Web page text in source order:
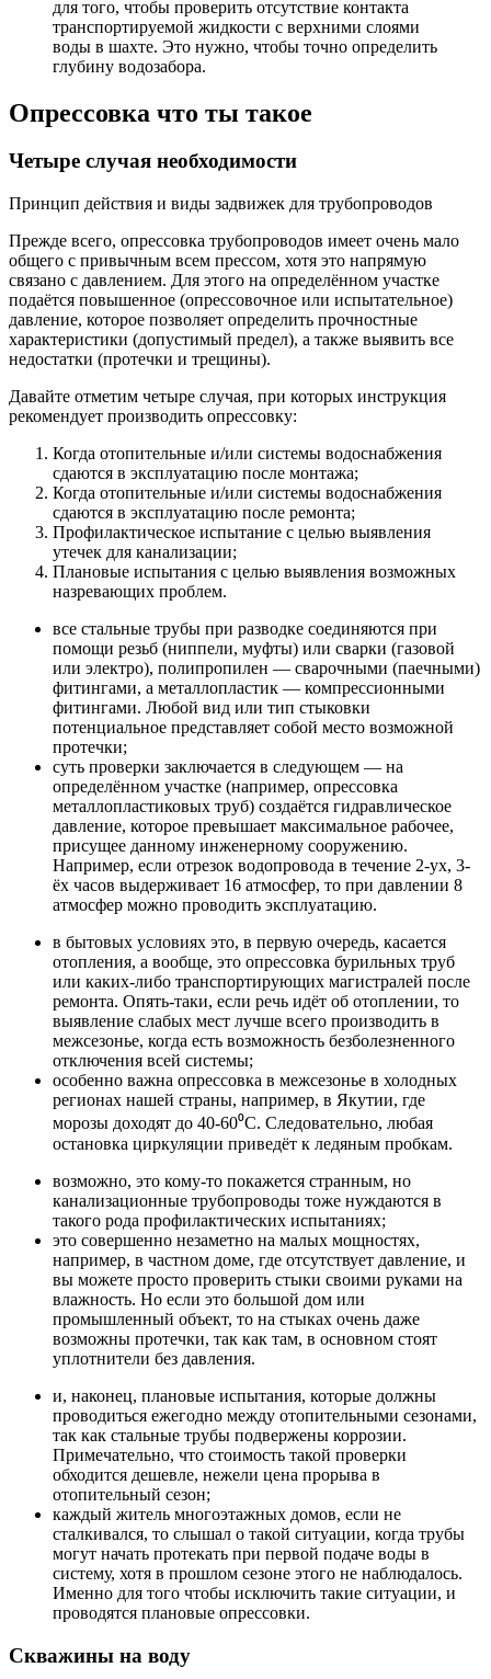
для того, чтобы проверить отсутствие контакта
транспортируемой жидкости с верхними слоями
воды в шахте. Это нужно, чтобы точно определить
глубину водозабора.
Опрессовка что ты такое
Четыре случая необходимости
Принцип действия и виды задвижек для трубопроводов
Прежде всего, опрессовка трубопроводов имеет очень мало
общего с привычным всем прессом, хотя это напрямую
связано с давлением. Для этого на определённом участке
подаётся повышенное (опрессовочное или испытательное)
давление, которое позволяет определить прочностные
характеристики (допустимый предел), а также выявить все
недостатки (протечки и трещины).
Давайте отметим четыре случая, при которых инструкция
рекомендует производить опрессовку:
Когда отопительные и/или системы водоснабжения
сдаются в эксплуатацию после монтажа;
Когда отопительные и/или системы водоснабжения
сдаются в эксплуатацию после ремонта;
Профилактическое испытание с целью выявления
утечек для канализации;
Плановые испытания с целью выявления возможных
назревающих проблем.
все стальные трубы при разводке соединяются при
помощи резьб (ниппели, муфты) или сварки (газовой
или электро), полипропилен — сварочными (паечными)
фитингами, а металлопластик — компрессионными
фитингами. Любой вид или тип стыковки
потенциальное представляет собой место возможной
протечки;
суть проверки заключается в следующем — на
определённом участке (например, опрессовка
металлопластиковых труб) создаётся гидравлическое
давление, которое превышает максимальное рабочее,
присущее данному инженерному сооружению.
Например, если отрезок водопровода в течение 2-ух, 3-
ёх часов выдерживает 16 атмосфер, то при давлении 8
атмосфер можно проводить эксплуатацию.
в бытовых условиях это, в первую очередь, касается
отопления, а вообще, это опрессовка бурильных труб
или каких-либо транспортирующих магистралей после
ремонта. Опять-таки, если речь идёт об отоплении, то
выявление слабых мест лучше всего производить в
межсезонье, когда есть возможность безболезненного
отключения всей системы;
особенно важна опрессовка в межсезонье в холодных
регионах нашей страны, например, в Якутии, где
морозы доходят до 40-60⁰C. Следовательно, любая
остановка циркуляции приведёт к ледяным пробкам.
возможно, это кому-то покажется странным, но
канализационные трубопроводы тоже нуждаются в
такого рода профилактических испытаниях;
это совершенно незаметно на малых мощностях,
например, в частном доме, где отсутствует давление, и
вы можете просто проверить стыки своими руками на
влажность. Но если это большой дом или
промышленный объект, то на стыках очень даже
возможны протечки, так как там, в основном стоят
уплотнители без давления.
и, наконец, плановые испытания, которые должны
проводиться ежегодно между отопительными сезонами,
так как стальные трубы подвержены коррозии.
Примечательно, что стоимость такой проверки
обходится дешевле, нежели цена прорыва в
отопительный сезон;
каждый житель многоэтажных домов, если не
сталкивался, то слышал о такой ситуации, когда трубы
могут начать протекать при первой подаче воды в
систему, хотя в прошлом сезоне этого не наблюдалось.
Именно для того чтобы исключить такие ситуации, и
проводятся плановые опрессовки.
Скважины на воду